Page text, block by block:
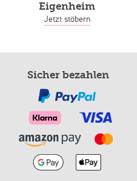
Eigenheim
Jetzt stöbern
Sicher bezahlen